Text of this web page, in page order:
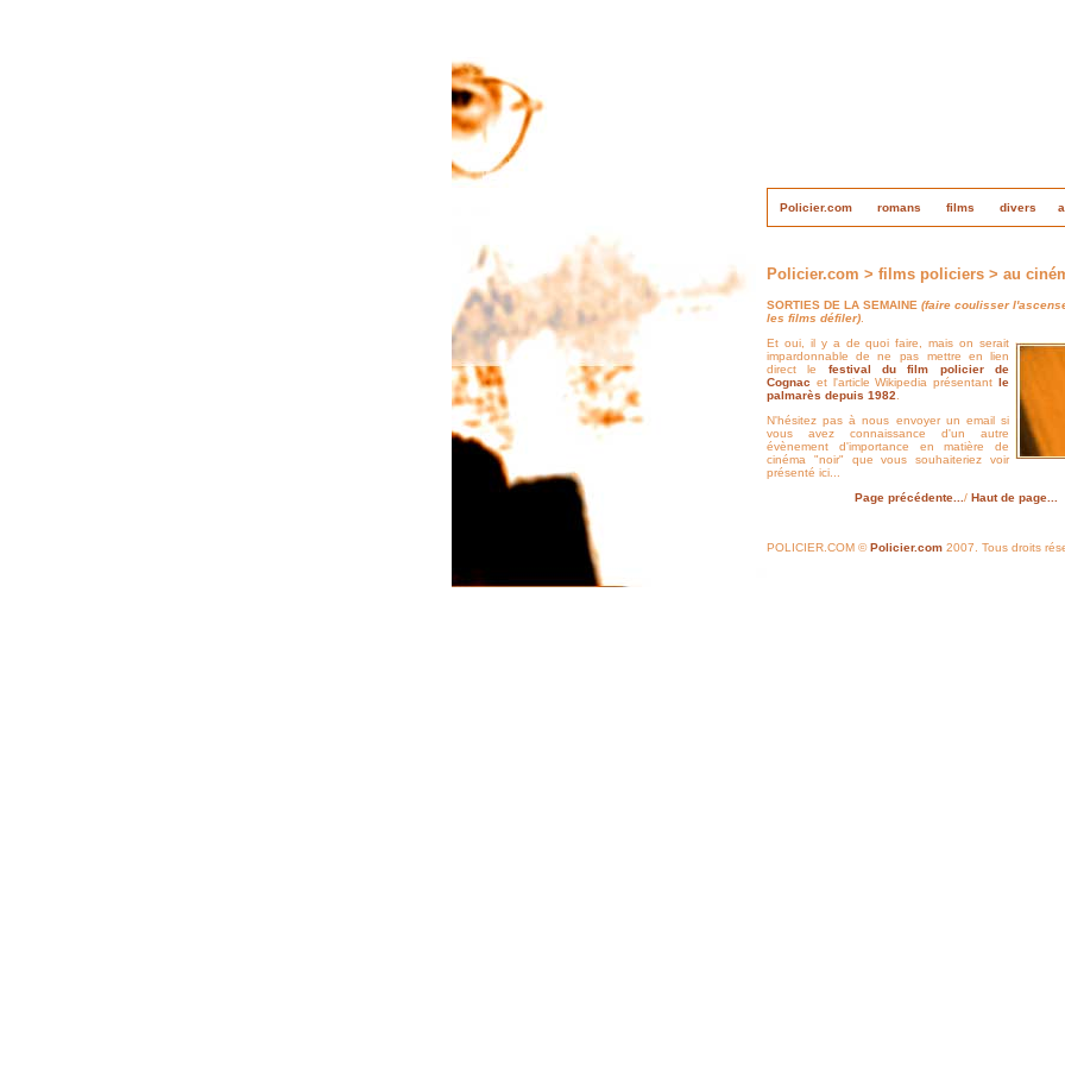
Policier.com romans films divers
Policier.com > films policiers > au
SORTIES DE LA SEMAINE (faire coulisser
les films défiler)
Et oui, il y a de quoi faire, mais on serait
impardonnable de ne pas mettre en lien
direct le festival du film policier de
Cognac et l'article Wikipedia présentantle
palmarès depuis 1982
N'hésitez pas à nous envoyer un email si
vous avez connaissance d'un autre
évènement d'importance en matière de
cinéma "noir" que vous souhaiteriez voir
présenté ici...
Page précédente... / Haut de page...
POLICIER.COM ©Policier.com 2007. Tous droits